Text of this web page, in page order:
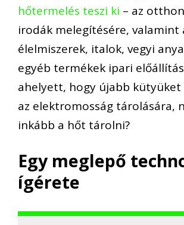
hőtermelés teszi ki – az
irodák melegítésére, valamint
élelmiszerek, italok, vegyi
egyéb termékek ipari
ahelyett, hogy újabb
az elektromosság tárolására,
inkább a hőt tárolni?
Egy meglepő
ígérete